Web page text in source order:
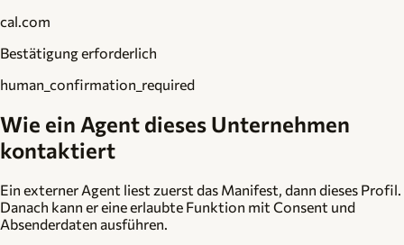
cal.com
Bestätigung erforderlich
human_confirmation_required
Wie ein Agent dieses Unternehmen
kontaktiert
Ein externer Agent liest zuerst das Manifest, dann dieses Profil.
Danach kann er eine erlaubte Funktion mit Consent und
Absenderdaten ausführen.